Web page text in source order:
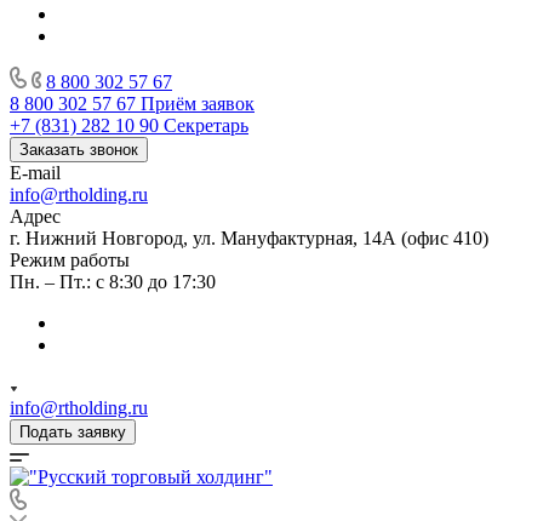
8 800 302 57 67
8 800 302 57 67 Приём заявок
+7 (831) 282 10 90 Секретарь
Заказать звонок
E-mail
info@rtholding.ru
Адрес
г. Нижний Новгород, ул. Мануфактурная, 14А (офис 410)
Режим работы
Пн. – Пт.: с 8:30 до 17:30
info@rtholding.ru
Подать заявку